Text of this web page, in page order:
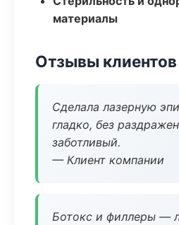
материалы
Отзывы клиентов
Сделала лазерную
гладко, без
заботливый.
— Клиент компании
Ботокс и филлеры —